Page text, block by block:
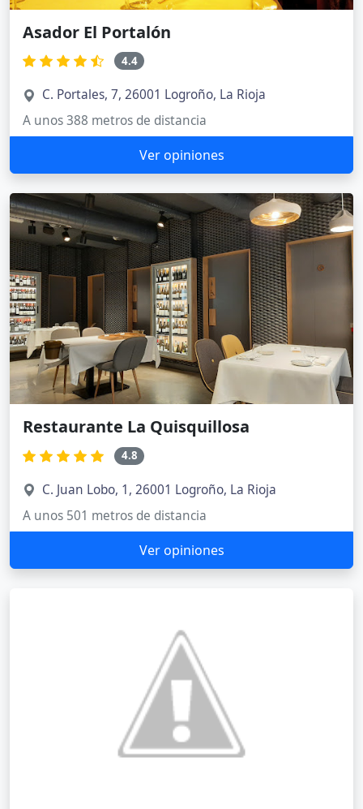
Asador El Portalón
4.4
C. Portales, 7, 26001 Logroño, La Rioja
A unos 388 metros de distancia
Ver opiniones
Restaurante La Quisquillosa
4.8
C. Juan Lobo, 1, 26001 Logroño, La Rioja
A unos 501 metros de distancia
Ver opiniones